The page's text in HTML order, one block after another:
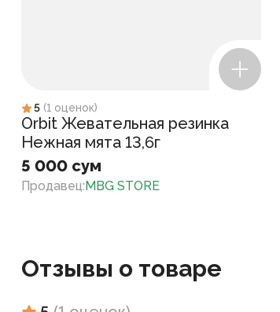
5 (1 оценок)
Orbit Жевательная резинка
Нежная мята 13,6г
5 000 сум
Продавец:MBG STORE
Отзывы о товаре